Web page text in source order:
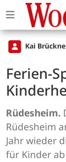
Kai
Ferien-
Rüdesheim.
Rüdesheim
Jahr wieder
für Kinder